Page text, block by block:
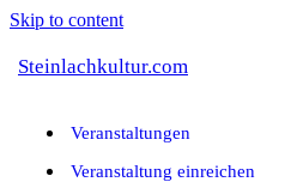
Skip to content
Steinlachkultur.com
Veranstaltungen
Veranstaltung einreichen